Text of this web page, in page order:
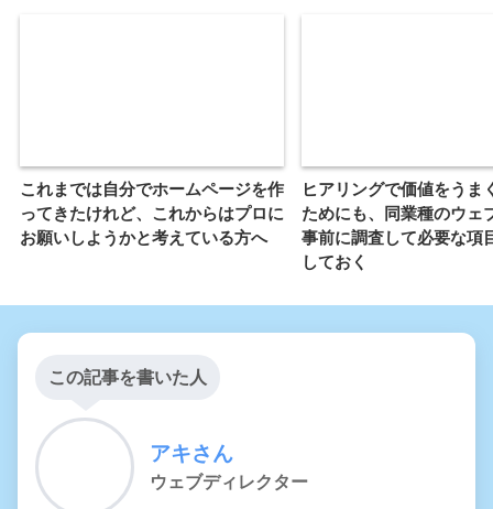
これまでは自分でホームページを作
ってきたけれど、これからはプロに
お願いしようかと考えている方へ
ヒアリングで価値をうま
ためにも、同業種のウェ
事前に調査して必要な項
しておく
この記事を書いた人
アキさん
ウェブディレクター